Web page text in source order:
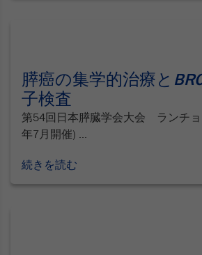
膵癌の集学的治療と
子検査
第54回日本膵臓学会大会 ランチ
年7月開催) ...
続きを読む